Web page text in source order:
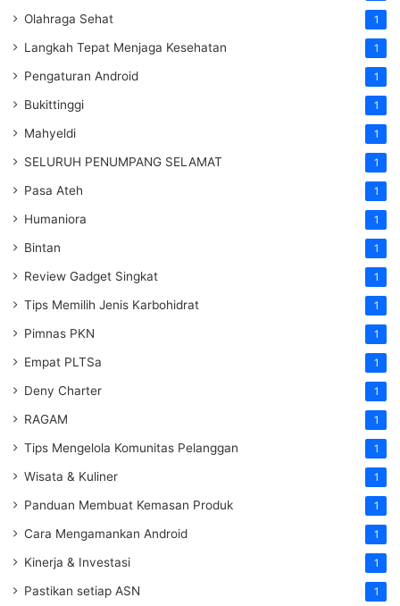
Olahraga Sehat 1
Langkah Tepat Menjaga Kesehatan 1
Pengaturan Android 1
Bukittinggi 1
Mahyeldi 1
SELURUH PENUMPANG SELAMAT 1
Pasa Ateh 1
Humaniora 1
Bintan 1
Review Gadget Singkat 1
Tips Memilih Jenis Karbohidrat 1
Pimnas PKN 1
Empat PLTSa 1
Deny Charter 1
RAGAM 1
Tips Mengelola Komunitas Pelanggan 1
Wisata & Kuliner 1
Panduan Membuat Kemasan Produk 1
Cara Mengamankan Android 1
Kinerja & Investasi 1
Pastikan setiap ASN 1